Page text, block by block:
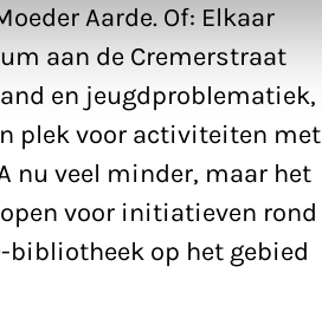
Aarde. Of: Elkaar
aan de Cremerstraat
en jeugdproblematiek,
plek voor activiteiten met
nu veel minder, maar het
voor initiatieven rond
bibliotheek op het gebied